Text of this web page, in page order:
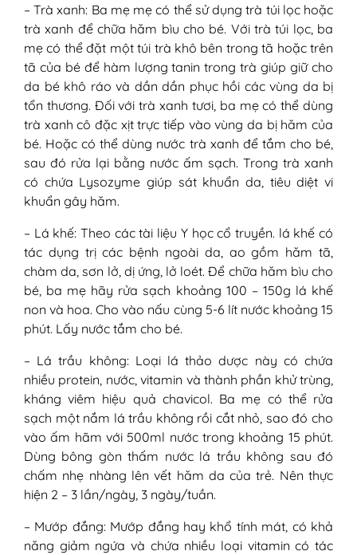
– Trà xanh: Ba mẹ mẹ có thể sử dụng trà túi lọc hoặc
trà xanh để chữa hăm bìu cho bé. Với trà túi lọc, ba
mẹ có thể đặt một túi trà khô bên trong tã hoặc trên
tã của bé để hàm lượng tanin trong trà giúp giữ cho
da bé khô ráo và dần dần phục hồi các vùng da bị
tổn thương. Đối với trà xanh tươi, ba mẹ có thể dùng
trà xanh cô đặc xịt trực tiếp vào vùng da bị hăm của
bé. Hoặc có thể dùng nước trà xanh để tắm cho bé,
sau đó rửa lại bằng nước ấm sạch. Trong trà xanh
có chứa Lysozyme giúp sát khuẩn da, tiêu diệt vi
khuẩn gây hăm.
– Lá khế: Theo các tài liệu Y học cổ truyền. lá khế có
tác dụng trị các bệnh ngoài da, ao gồm hăm tã,
chàm da, sơn lở, dị ứng, lở loét. Để chữa hăm bìu cho
bé, ba mẹ hãy rửa sạch khoảng 100 – 150g lá khế
non và hoa. Cho vào nấu cùng 5-6 lít nước khoảng 15
phút. Lấy nước tắm cho bé.
– Lá trầu không: Loại lá thảo dược này có chứa
nhiều protein, nước, vitamin và thành phần khử trùng,
kháng viêm hiệu quả chavicol. Ba mẹ có thể rửa
sạch một nắm lá trầu không rồi cắt nhỏ, sao đó cho
vào ấm hãm với 500ml nước trong khoảng 15 phút.
Dùng bông gòn thấm nước lá trầu không sau đó
chấm nhẹ nhàng lên vết hăm da của trẻ. Nên thực
hiện 2 – 3 lần/ngày, 3 ngày/tuần.
– Mướp đắng: Mướp đắng hay khổ tính mát, có khả
năng giảm ngứa và chứa nhiều loại vitamin có tác